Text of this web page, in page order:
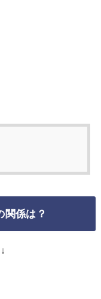
関係は？